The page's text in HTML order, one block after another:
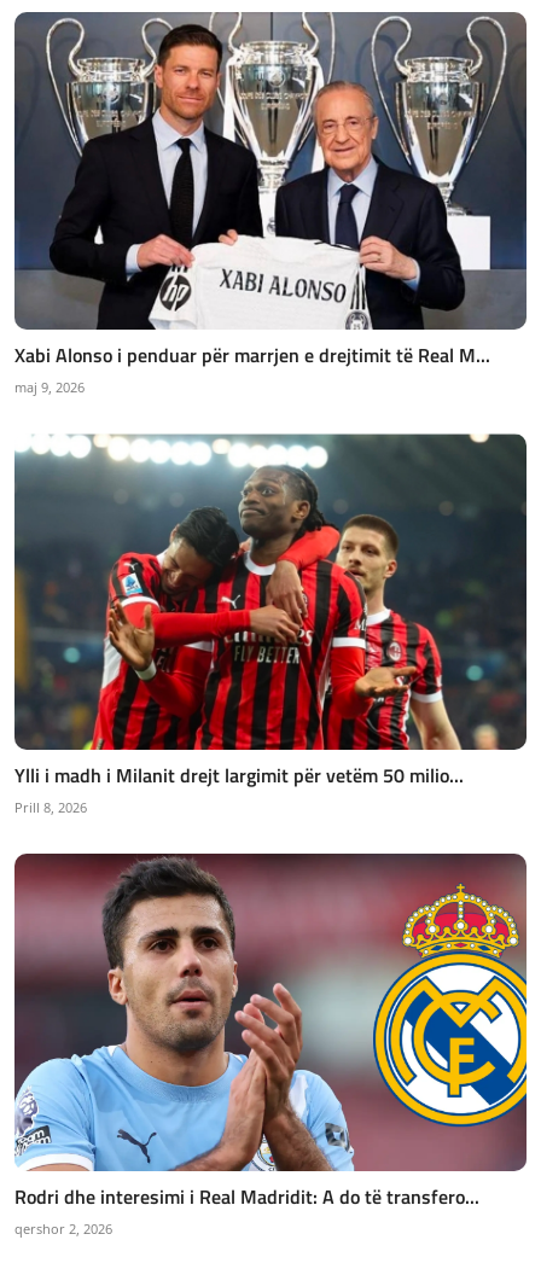
Xabi Alonso i penduar për marrjen e drejtimit të Real M...
maj 9, 2026
Ylli i madh i Milanit drejt largimit për vetëm 50 milio...
Prill 8, 2026
Rodri dhe interesimi i Real Madridit: A do të transfero...
qershor 2, 2026